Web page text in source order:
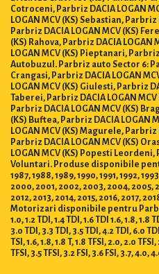
Cotroceni, Parbriz DACIA LOGAN
LOGAN MCV (KS) Sebastian,
Parbriz DACIA LOGAN MCV (KS)
(KS) Rahova, Parbriz DACIA LOGAN
LOGAN MCV (KS) Pieptanari, Parbriz
Autobuzul. Parbriz auto Sector 6:
Crangasi, Parbriz DACIA LOGAN
LOGAN MCV (KS) Giulesti, Parbriz
Taberei, Parbriz DACIA LOGAN
Parbriz DACIA LOGAN MCV (KS)
(KS) Buftea, Parbriz DACIA LOGAN
LOGAN MCV (KS) Magurele, Parbriz
Parbriz DACIA LOGAN MCV (KS)
LOGAN MCV (KS) Popesti Leordeni,
Voluntari. Produse disponibile
1987, 1988, 1989, 1990, 1991, 1992,
2000, 2001, 2002, 2003, 2004, 2005,
2012, 2013, 2014, 2015, 2016, 2017,
Motorizari disponibile pentru
1.0, 1.2 TDI, 1.4 TDI, 1.6 TDI 1.6, 1.8, 1.8
3.0 TDI, 3.3 TDI, 3.5 TDI, 4.2 TDI, 6.0
TSI, 1.6, 1.8, 1.8 T, 1.8 TFSI, 2.0, 2.0
TFSI, 3.5 TFSI, 3.2 FSI, 3.6 FSI, 3.7, 4.0,